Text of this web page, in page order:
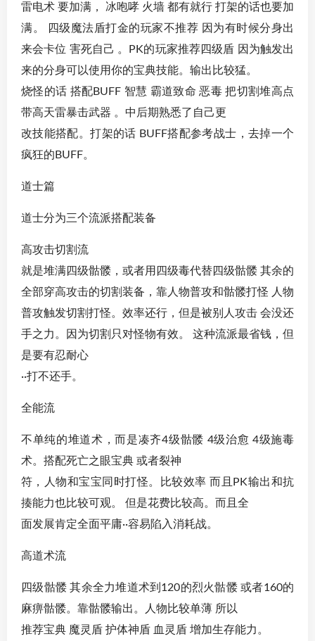
雷电术 要加满， 冰咆哮 火墙 都有就行 打架的话也要加
满。 四级魔法盾打金的玩家不推荐 因为有时候分身出
来会卡位 害死自己 。PK的玩家推荐四级盾 因为触发出
来的分身可以使用你的宝典技能。输出比较猛。
烧怪的话 搭配BUFF 智慧 霸道致命 恶毒 把切割堆高点
带高天雷暴击武器 。中后期熟悉了自己更
改技能搭配。打架的话 BUFF搭配参考战士，去掉一个
疯狂的BUFF。
道士篇
道士分为三个流派搭配装备
高攻击切割流
就是堆满四级骷髅，或者用四级毒代替四级骷髅 其余的
全部穿高攻击的切割装备，靠人物普攻和骷髅打怪 人物
普攻触发切割打怪。效率还行，但是被别人攻击 会没还
手之力。因为切割只对怪物有效。 这种流派最省钱，但
是要有忍耐心
··打不还手。
全能流
不单纯的堆道术，而是凑齐4级骷髅 4级治愈 4级施毒
术。搭配死亡之眼宝典 或者裂神
符，人物和宝宝同时打怪。比较效率 而且PK输出和抗
揍能力也比较可观。 但是花费比较高。而且全
面发展肯定全面平庸··容易陷入消耗战。
高道术流
四级骷髅 其余全力堆道术到120的烈火骷髅 或者160的
麻痹骷髅。靠骷髅输出。人物比较单薄 所以
推荐宝典 魔灵盾 护体神盾 血灵盾 增加生存能力。